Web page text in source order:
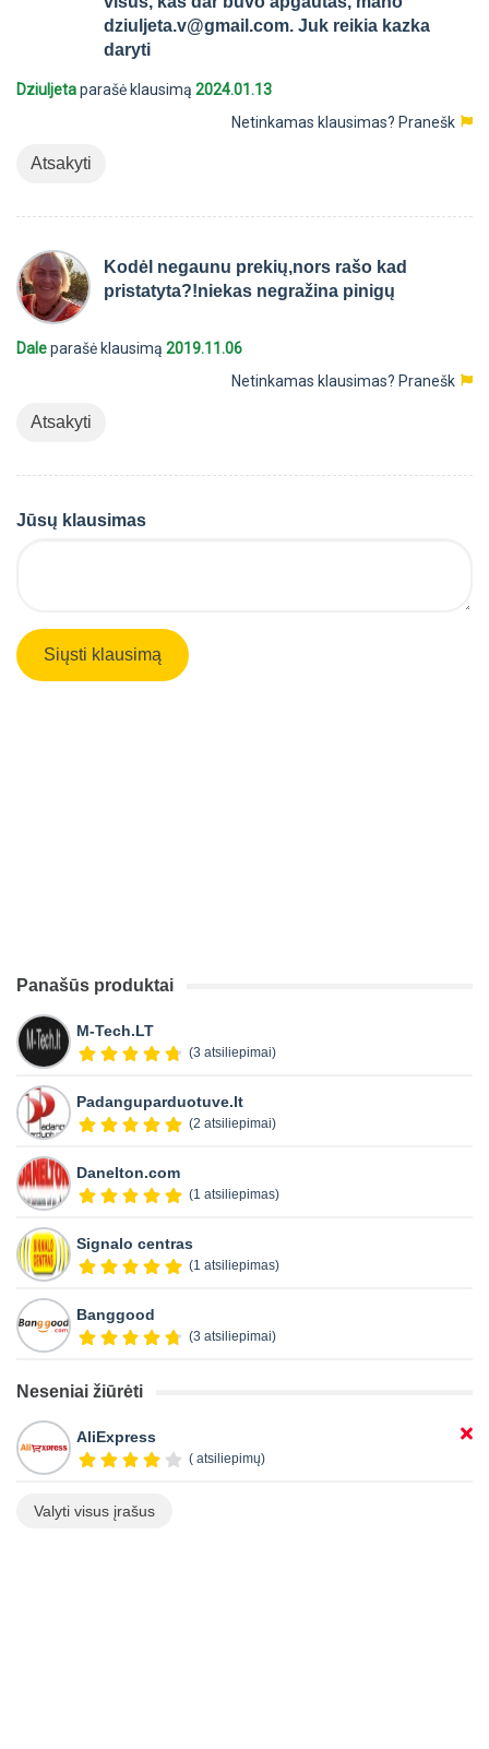
dziuljeta.v@gmail.com. Juk reikia kazka
daryti
Dziuljetaparašė klausimą 2024.01.13
Netinkamas klausimas? Pranešk
Atsakyti
Kodėl negaunu prekių,nors rašo kad
pristatyta?!niekas negražina pinigų
Daleparašė klausimą 2019.11.06
Netinkamas klausimas? Pranešk
Atsakyti
Jūsų klausimas
Panašūs produktai
M-Tech.LT
(3 atsiliepimai)
Padanguparduotuve.lt
(2 atsiliepimai)
Danelton.com
(1 atsiliepimas)
Signalo centras
(1 atsiliepimas)
Banggood
(3 atsiliepimai)
Neseniai žiūrėti
AliExpress
( atsiliepimų)
Valyti visus įrašus